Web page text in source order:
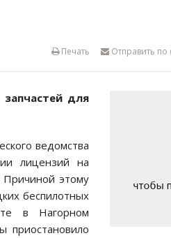
Отправить по
Печать
для
ведомства
лицензий на
Причиной этому
беспилотных
в Нагорном
приостановило